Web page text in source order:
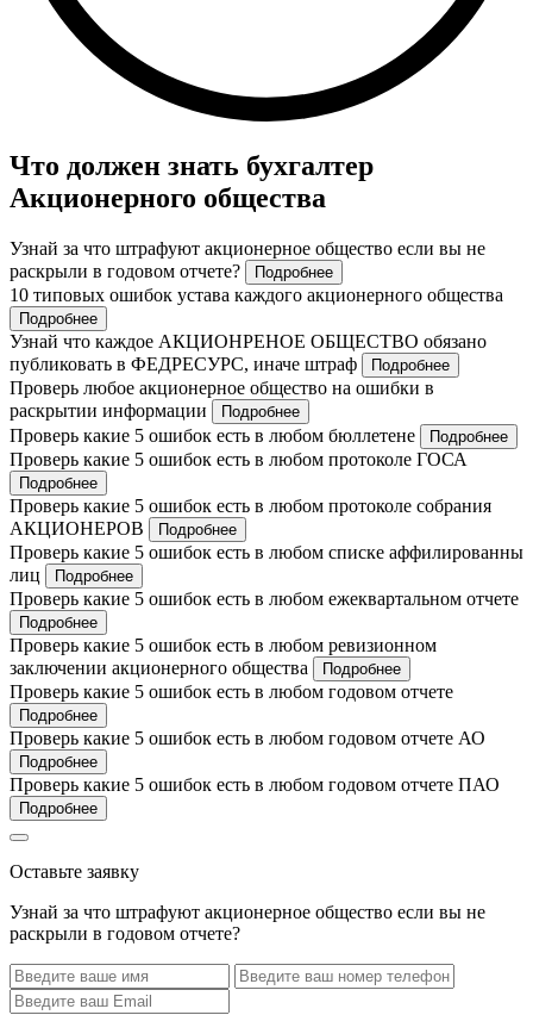
Что должен знать бухгалтер
Акционерного общества
Узнай за что штрафуют акционерное общество если вы не
раскрыли в годовом отчете?
Подробнее
10 типовых ошибок устава каждого акционерного общества
Подробнее
Узнай что каждое АКЦИОНРЕНОЕ ОБЩЕСТВО обязано
публиковать в ФЕДРЕСУРС, иначе штраф
Подробнее
Проверь любое акционерное общество на ошибки в
раскрытии информации
Подробнее
Проверь какие 5 ошибок есть в любом бюллетене Подробнее
Проверь какие 5 ошибок есть в любом протоколе ГОСА
Подробнее
Проверь какие 5 ошибок есть в любом протоколе собрания
АКЦИОНЕРОВ
Подробнее
Проверь какие 5 ошибок есть в любом списке аффилированны
лиц
Подробнее
Проверь какие 5 ошибок есть в любом ежеквартальном отчете
Подробнее
Проверь какие 5 ошибок есть в любом ревизионном
заключении акционерного общества
Подробнее
Проверь какие 5 ошибок есть в любом годовом отчете
Подробнее
Проверь какие 5 ошибок есть в любом годовом отчете АО
Подробнее
Проверь какие 5 ошибок есть в любом годовом отчете ПАО
Подробнее
Оставьте заявку
Узнай за что штрафуют акционерное общество если вы не
раскрыли в годовом отчете?